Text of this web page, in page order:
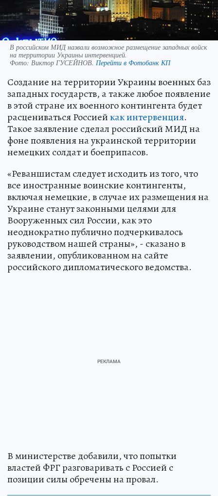
В российском МИД назвали возможное размещение западных войск
на территории Украины интервенцией.
Фото: Виктор ГУСЕЙНОВ. Перейти в Фотобанк КП
Создание на территории Украины военных баз
западных государств, а также любое появление
в этой стране их военного контингента будет
расцениваться Россиейкак интервенция.
Такое заявление сделал российский МИД на
фоне появления на украинской территории
немецких солдат и боеприпасов.
«Реваншистам следует исходить из того, что
все иностранные воинские контингенты,
включая немецкие, в случае их размещения на
Украине станут законными целями для
Вооруженных сил России, как это
неоднократно публично подчеркивалось
руководством нашей страны», - сказано в
заявлении, опубликованном на сайте
российского дипломатического ведомства.
В министерстве добавили, что попытки
властей ФРГ разговаривать с Россией с
позиции силы обречены на провал.